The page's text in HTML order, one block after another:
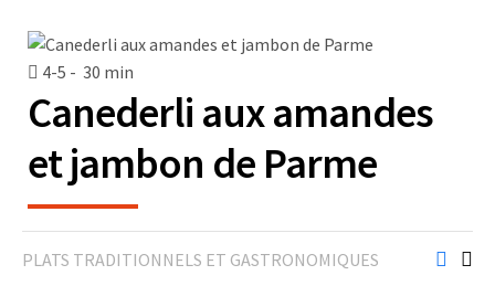
4-5 - 30 min
Canederli aux amandes
et jambon de Parme
PLATS TRADITIONNELS ET GASTRONOMIQUES